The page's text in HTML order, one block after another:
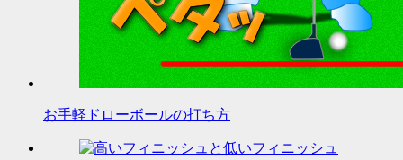
お手軽ドローボールの打ち方